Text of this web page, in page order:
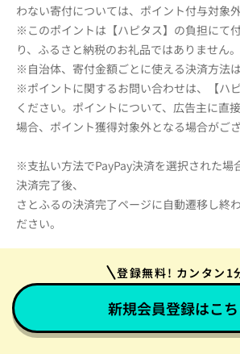
わない寄付については、ポイント付与対象外
※このポイントは【ハピタス】の負担にて
り、ふるさと納税のお礼品ではありません。
※自治体、寄付金額ごとに使える決済方法は
※ポイントに関するお問い合わせは、【ハ
ください。ポイントについて、広告主に直
場合、ポイント獲得対象外となる場合がござ
※支払い方法でPayPay決済を選択された場
決済完了後、
さとふるの決済完了ページに自動遷移し終
ださい。
登録無料! カンタン1
新規会員登録はこ